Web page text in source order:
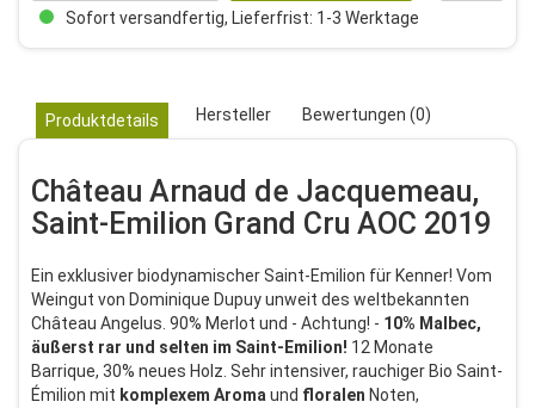
Sofort versandfertig, Lieferfrist: 1-3 Werktage
Produktdetails Hersteller Bewertungen (0)
Château Arnaud de Jacquemeau,
Saint-Emilion Grand Cru AOC 2019
Ein exklusiver biodynamischer Saint-Emilion für Kenner! Vom
Weingut von Dominique Dupuy unweit des weltbekannten
Château Angelus. 90% Merlot und - Achtung! - 10% Malbec,
äußerst rar und selten im Saint-Emilion! 12 Monate
Barrique, 30% neues Holz. Sehr intensiver, rauchiger Bio Saint-
Émilion mit komplexem Aroma und floralen Noten,